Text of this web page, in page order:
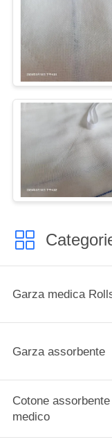
Garza medica
Garza assorbente
Cotone assorbente
medico